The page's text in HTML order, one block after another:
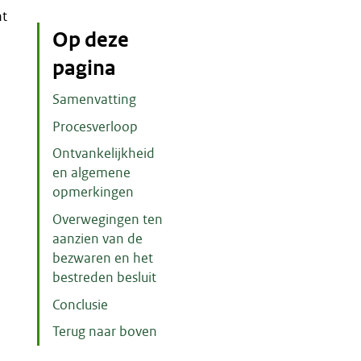
Op deze
pagina
Samenvatting
Procesverloop
Ontvankelijkheid
en algemene
opmerkingen
Overwegingen ten
aanzien van de
bezwaren en het
bestreden besluit
Conclusie
Terug naar boven